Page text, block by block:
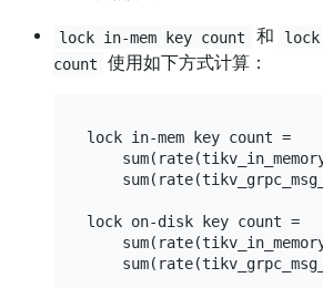
lock in-mem key count 和
count
使用如下方式计算：
lock in-mem key count =
lock on-disk key count =